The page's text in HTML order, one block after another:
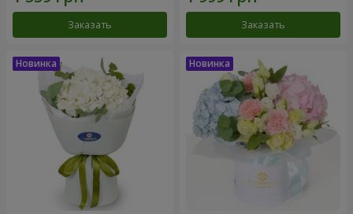
Заказать Заказать